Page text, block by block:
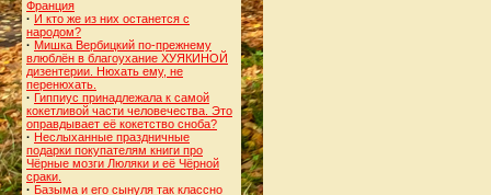
Франция
· И кто же из них останется с
народом?
· Мишка Вербицкий по-прежнему
влюблён в благоухание ХУЯКИНОЙ
дизентерии. Нюхать ему, не
перенюхать.
· Гиппиус принадлежала к самой
кокетливой части человечества. Это
оправдывает её кокетство сноба?
· Неслыханные праздничные
подарки покупателям книги про
Чёрные мозги Люляки и её Чёрной
сраки.
· Базыма и его сынуля так классно